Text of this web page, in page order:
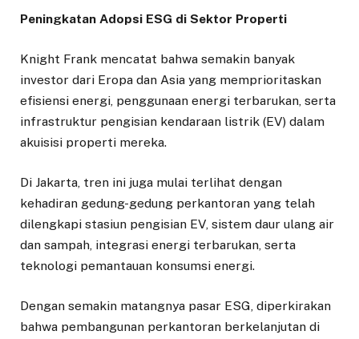
Peningkatan Adopsi ESG di Sektor Properti
Knight Frank mencatat bahwa semakin banyak
investor dari Eropa dan Asia yang memprioritaskan
efisiensi energi, penggunaan energi terbarukan, serta
infrastruktur pengisian kendaraan listrik (EV) dalam
akuisisi properti mereka.
Di Jakarta, tren ini juga mulai terlihat dengan
kehadiran gedung-gedung perkantoran yang telah
dilengkapi stasiun pengisian EV, sistem daur ulang air
dan sampah, integrasi energi terbarukan, serta
teknologi pemantauan konsumsi energi.
Dengan semakin matangnya pasar ESG, diperkirakan
bahwa pembangunan perkantoran berkelanjutan di